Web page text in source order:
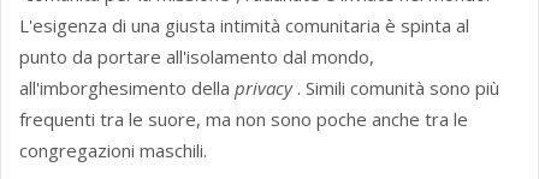
L'esigenza di una giusta intimità comunitaria è spinta al
punto da portare all'isolamento dal mondo,
all'imborghesimento della privacy . Simili comunità sono più
frequenti tra le suore, ma non sono poche anche tra le
congregazioni maschili.